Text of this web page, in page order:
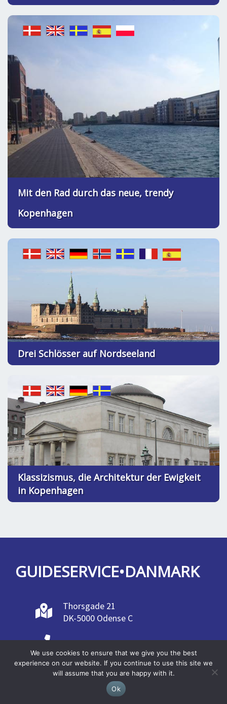
Mit den Rad durch das neue, trendy
Kopenhagen
Drei Schlösser auf Nordseeland
Klassizismus, die Architektur der Ewigkeit
in Kopenhagen
GUIDESERVICE•DANMARK
Thorsgade 21
DK-5000 Odense C
+45 41 56 28 55
info@guideservicedanmark.dk
We use cookies to ensure that we give you the best
experience on our website. If you continue to use this site we
will assume that you are happy with it.
Ok